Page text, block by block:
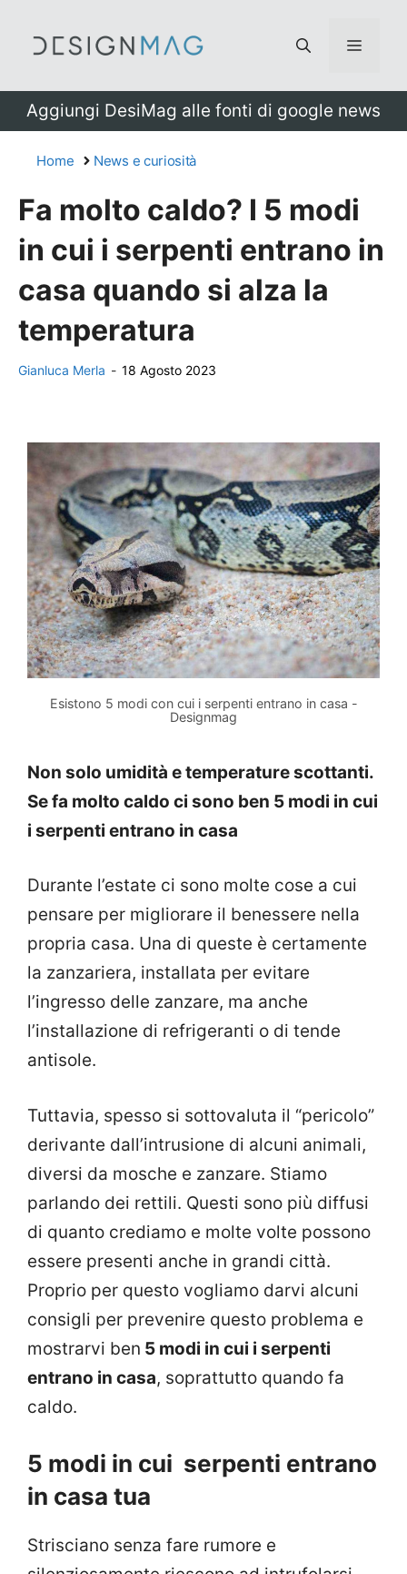
Menu
Aggiungi DesiMag alle fonti di google news
Home News e curiosità
Fa molto caldo? I 5 modi
in cui i serpenti entrano in
casa quando si alza la
temperatura
Gianluca Merla - 18 Agosto 2023
Esistono 5 modi con cui i serpenti entrano in casa -
Designmag
Non solo umidità e temperature scottanti.
Se fa molto caldo ci sono ben 5 modi in cui
i serpenti entrano in casa
Durante l’estate ci sono molte cose a cui
pensare per migliorare il benessere nella
propria casa. Una di queste è certamente
la zanzariera, installata per evitare
l’ingresso delle zanzare, ma anche
l’installazione di refrigeranti o di tende
antisole.
Tuttavia, spesso si sottovaluta il “pericolo”
derivante dall’intrusione di alcuni animali,
diversi da mosche e zanzare. Stiamo
parlando dei rettili. Questi sono più diffusi
di quanto crediamo e molte volte possono
essere presenti anche in grandi città.
Proprio per questo vogliamo darvi alcuni
consigli per prevenire questo problema e
mostrarvi ben 5 modi in cui i serpenti
entrano in casa, soprattutto quando fa
caldo.
5 modi in cui serpenti entrano
in casa tua
Strisciano senza fare rumore e